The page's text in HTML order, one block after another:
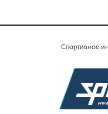
Спортивное